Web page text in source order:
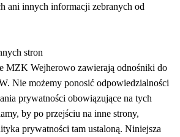
ani innych informacji zebranych od
stron
MZK Wejherowo zawierają odnośniki do
Nie możemy ponosić odpowiedzialności
prywatności obowiązujące na tych
by po przejściu na inne strony,
prywatności tam ustaloną. Niniejsza